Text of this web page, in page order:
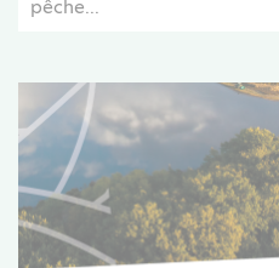
pêche...